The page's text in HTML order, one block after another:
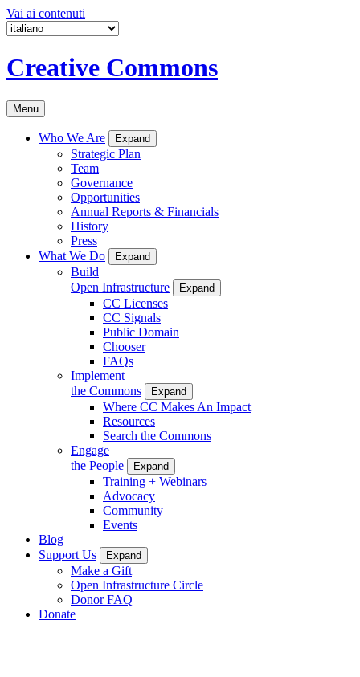
Vai ai contenuti
Creative Commons
Menu
Who We Are Expand
Strategic Plan
Team
Governance
Opportunities
Annual Reports & Financials
History
Press
What We Do
Expand
Build
Open Infrastructure
Expand
CC Licenses
CC Signals
Public Domain
Chooser
FAQs
Implement
the Commons
Expand
Where CC Makes An Impact
Resources
Search the Commons
Engage
the People
Expand
Training + Webinars
Advocacy
Community
Events
Blog
Support Us
Expand
Make a Gift
Open Infrastructure Circle
Donor FAQ
Donate